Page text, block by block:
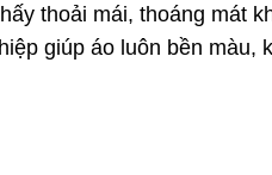
thoải mái, thoáng mát
giúp áo luôn bền màu,